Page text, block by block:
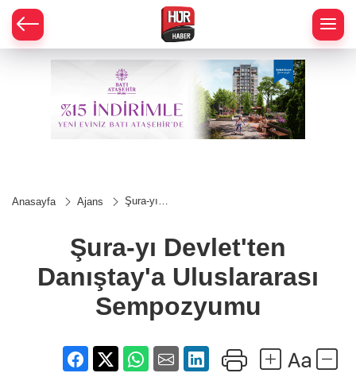
Anasayfa Ajans
Şura-yı
Uluslararası
Sempozyumu
Şura-yı Devlet'ten
Danıştay'a Uluslararası
Sempozyumu